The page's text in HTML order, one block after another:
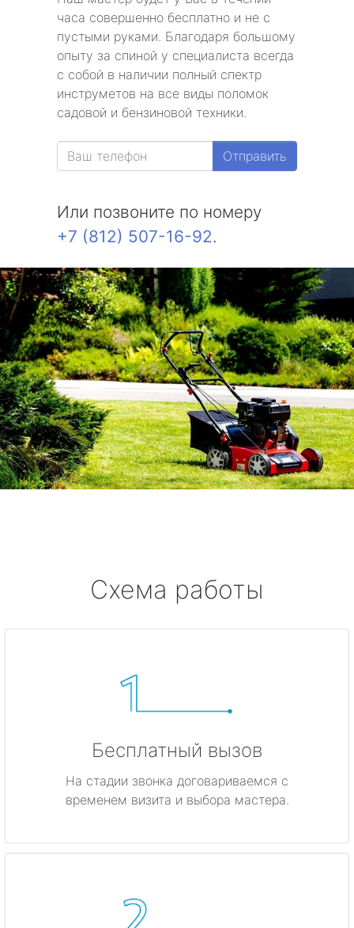
часа совершенно бесплатно и не с
пустыми руками. Благодаря большому
опыту за спиной у специалиста всегда
с собой в наличии полный спектр
инструметов на все виды поломок
садовой и бензиновой техники.
Отправить
Или позвоните по номеру
+7 (812) 507-16-92.
Схема работы
Бесплатный вызов
На стадии звонка договариваемся с
временем визита и выбора мастера.